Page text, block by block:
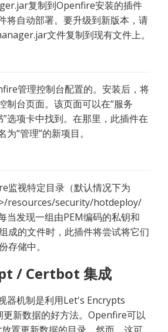
复制到Openfire安装的插件
将自动部署。要升级到新版本，请
文件复制到现有文件上。
管理控制台配置的。安装后，将
制台页面。该页面可以在“服务
”选项卡中找到。在那里，此插件在
“管理”的新项目。
监视特定目录（默认情况下为
resources/security/hotdeploy/
当发现一组由PEM编码的私钥和
成的文件时，此插件将尝试将它们
存储中。
/ Certbot 集成
器机制是利用Let's Encrypts
新数据的好方法。Openfire可以